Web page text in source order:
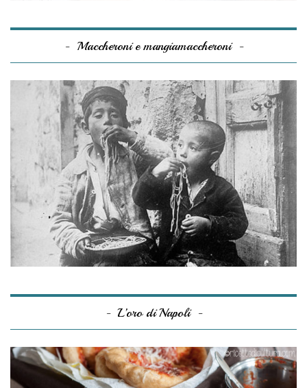
Maccheroni e mangiamaccheroni
L’oro di Napoli